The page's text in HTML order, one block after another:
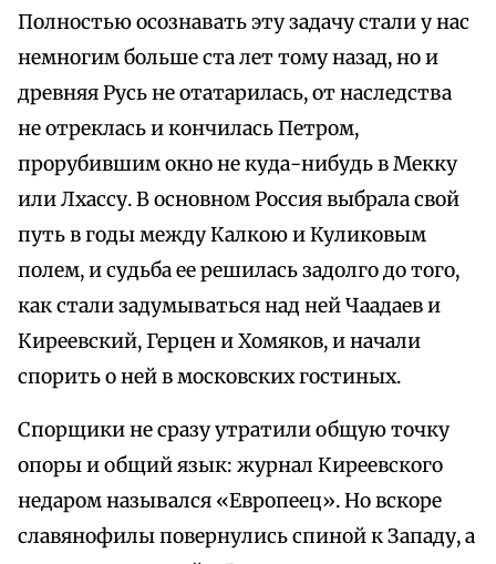
Полностью осознавать эту задачу стали у нас
немногим больше ста лет тому назад, но и
древняя Русь не отатарилась, от наследства
не отреклась и кончилась Петром,
прорубившим окно не куда-нибудь в Мекку
или Лхассу. В основном Россия выбрала свой
путь в годы между Калкою и Куликовым
полем, и судьба ее решилась задолго до того,
как стали задумываться над ней Чаадаев и
Киреевский, Герцен и Хомяков, и начали
спорить о ней в московских гостиных.
Спорщики не сразу утратили общую точку
опоры и общий язык: журнал Киреевского
недаром назывался «Европеец». Но вскоре
славянофилы повернулись спиной к Западу, а